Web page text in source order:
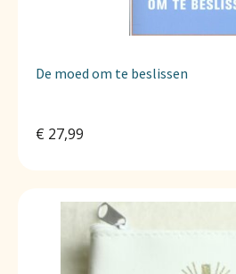
De moed om te beslissen
€ 27,99